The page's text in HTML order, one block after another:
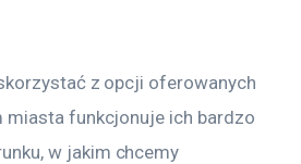
z opcji oferowanych
miasta funkcjonuje ich bardzo
w jakim chcemy